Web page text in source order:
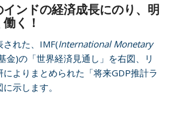
ンドの経済成長にのり、明
く！
れた、IMF(International Monetary
金)の「世界経済見通し」を右図、リ
よりまとめられた「将来GDP推計ラ
示します。